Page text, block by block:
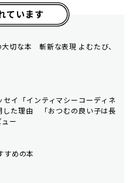
ています
切な本 斬新な表現 よむたび、
イ「インティマシーコーディネ
した理由 「おつむの良い子は長
ー
すめの本